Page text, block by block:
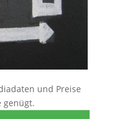
und Preise
genügt.